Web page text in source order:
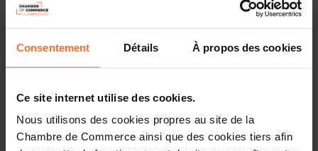
Consentement Détails À propos des cookies
Ce site internet utilise des cookies.
Nous utilisons des cookies propres au site de la
Chambre de Commerce ainsi que des cookies tiers afin
Entrepreneurship, le point de contact unique pour les
entrepreneurs.
construire votre projet de manière efficace et complète à
travers un tutoriel divisé en 3 chapitres, suivi d’une